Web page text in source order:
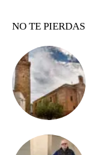
NO TE PIERDAS